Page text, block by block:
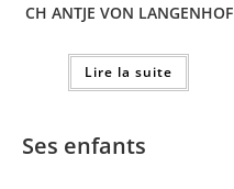
CH ANTJE VON LANGENHOF
Lire la suite
Ses enfants